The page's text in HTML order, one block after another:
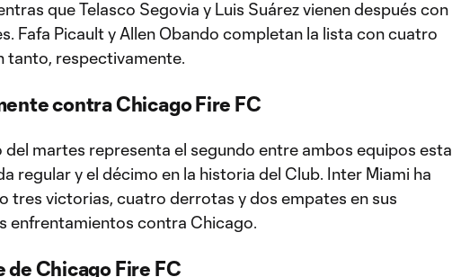
que Telasco Segovia y Luis Suárez vienen después con
Fafa Picault y Allen Obando completan la lista con cuatro
tanto, respectivamente.
contra Chicago Fire FC
del martes representa el segundo entre ambos equipos esta
regular y el décimo en la historia del Club. Inter Miami ha
tres victorias, cuatro derrotas y dos empates en sus
enfrentamientos contra Chicago.
de Chicago Fire FC